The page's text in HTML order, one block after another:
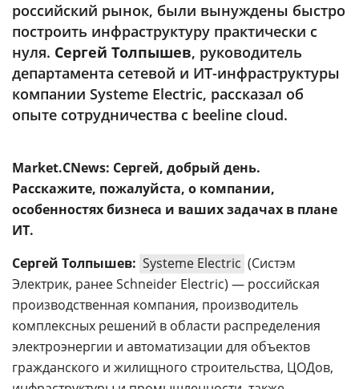
российский рынок, были вынуждены быстро
построить инфраструктуру практически с
нуля. Сергей Толпышев, руководитель
департамента сетевой и ИТ-инфраструктуры
компании Systeme Electric, рассказал об
опыте сотрудничества с beeline cloud.
Market.CNews: Сергей, добрый день.
Расскажите, пожалуйста, о компании,
особенностях бизнеса и ваших задачах в плане
ИТ.
Сергей Толпышев: Systeme Electric (Систэм
Электрик, ранее Schneider Electric) — российская
производственная компания, производитель
комплексных решений в области распределения
электроэнергии и автоматизации для объектов
гражданского и жилищного строительства, ЦОДов,